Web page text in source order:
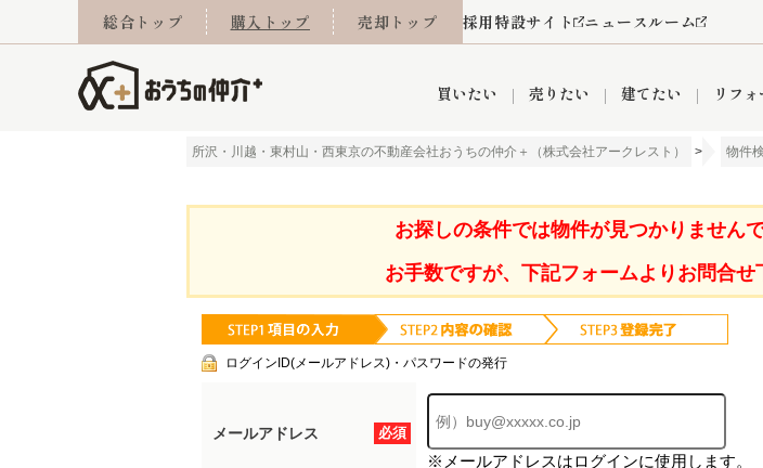
総合トップ 購入トップ 売却トップ 採用特設サイト ニュースルーム
買いたい
学区から探す 町名から探す お気に入り
当社お預かり物件 グループ会社施工物件 リノベーション済み物件
当社提携金融機関 8代疾病保証付き住宅ローン
売りたい
売却査定実績 売却成功実績 よくある質問
住み替え 離婚 不動産買取 空き家 リースバック
東村山市 入間市 狭山市 富士
建てたい リフ
リフォーム事例 【埼玉】補助金・助成金
採用情報 お客様の声 創業の想い
小手指営業所 所沢営業所 東所沢営業所 入間営業所 ひばり
おうちのリフォーム おうちパークグループの強み
マンションカタログ おうちパークくらぶ レンタルス
オンライン相談予約 売却査定依頼 なんでもご相談
所沢・川越・東村山・西東京の不動産会社おうちの仲介＋（株式会社アークレスト） > 物件
お探しの条件では物件が見つかりませんで
お手数ですが、下記フォームよりお問合せ
ログインID(メールアドレス)・パスワードの発行
必須
メールアドレス
※メールアドレスはログインに使用します。